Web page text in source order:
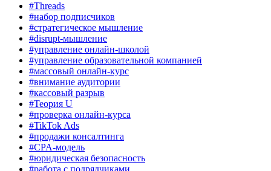
#Threads
#набор подписчиков
#стратегическое мышление
#disrupt-мышление
#управление онлайн-школой
#управление образовательной компанией
#массовый онлайн-курс
#внимание аудитории
#кассовый разрыв
#Теория U
#проверка онлайн-курса
#TikTok Ads
#продажи консалтинга
#CPA-модель
#юридическая безопасность
#работа с подрядчиками